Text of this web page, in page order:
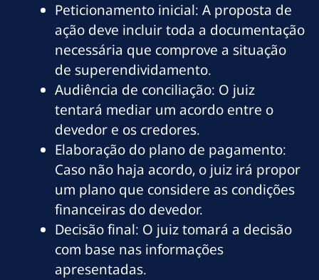
Peticionamento inicial: A proposta de
ação deve incluir toda a documentação
necessária que comprove a situação
de superendividamento.
Audiência de conciliação: O juiz
tentará mediar um acordo entre o
devedor e os credores.
Elaboração do plano de pagamento:
Caso não haja acordo, o juiz irá propor
um plano que considere as condições
financeiras do devedor.
Decisão final: O juiz tomará a decisão
com base nas informações
apresentadas.